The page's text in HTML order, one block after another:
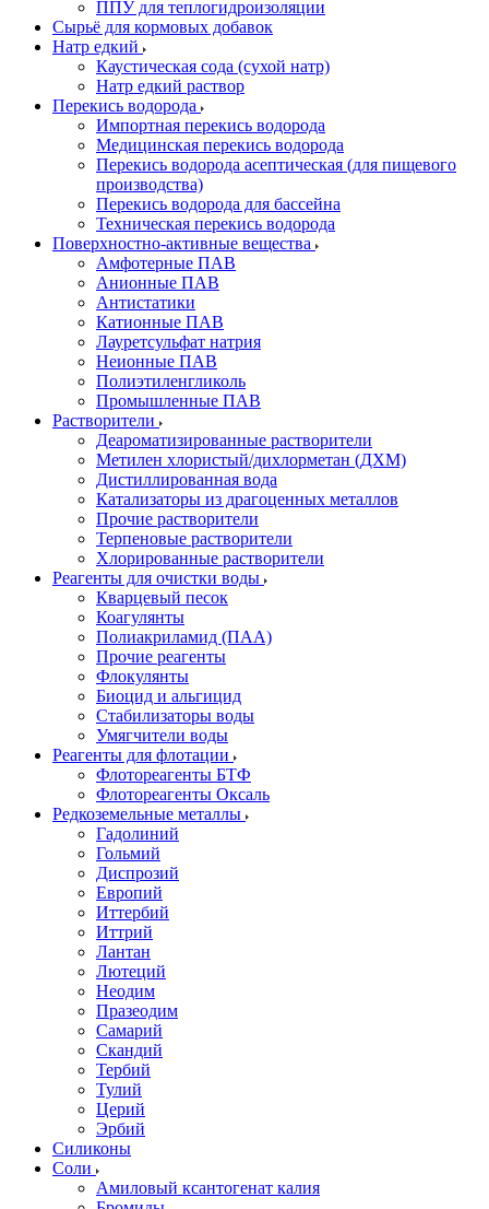
ППУ для теплогидроизоляции
Сырьё для кормовых добавок
Натр едкий
Каустическая сода (сухой натр)
Натр едкий раствор
Перекись водорода
Импортная перекись водорода
Медицинская перекись водорода
Перекись водорода асептическая (для пищевого
производства)
Перекись водорода для бассейна
Техническая перекись водорода
Поверхностно-активные вещества
Амфотерные ПАВ
Анионные ПАВ
Антистатики
Катионные ПАВ
Лауретсульфат натрия
Неионные ПАВ
Полиэтиленгликоль
Промышленные ПАВ
Растворители
Деароматизированные растворители
Метилен хлористый/дихлорметан (ДХМ)
Дистиллированная вода
Катализаторы из драгоценных металлов
Прочие растворители
Терпеновые растворители
Хлорированные растворители
Реагенты для очистки воды
Кварцевый песок
Коагулянты
Полиакриламид (ПАА)
Прочие реагенты
Флокулянты
Биоцид и альгицид
Стабилизаторы воды
Умягчители воды
Реагенты для флотации
Флотореагенты БТФ
Флотореагенты Оксаль
Редкоземельные металлы
Гадолиний
Гольмий
Диспрозий
Европий
Иттербий
Иттрий
Лантан
Лютеций
Неодим
Празеодим
Самарий
Скандий
Тербий
Тулий
Церий
Эрбий
Силиконы
Соли
Амиловый ксантогенат калия